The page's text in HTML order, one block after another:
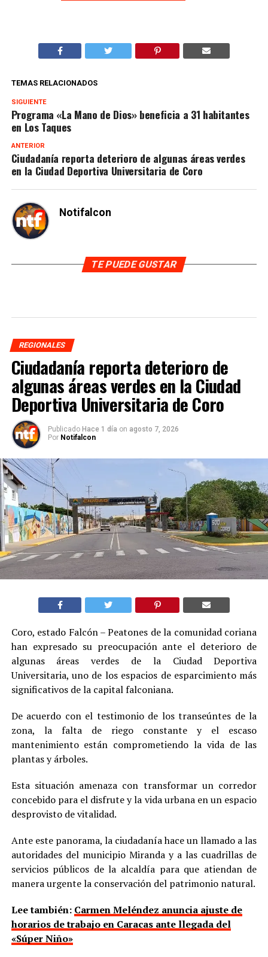
TEMAS RELACIONADOS
SIGUIENTE
Programa «La Mano de Dios» beneficia a 31 habitantes
en Los Taques
ANTERIOR
Ciudadanía reporta deterioro de algunas áreas verdes
en la Ciudad Deportiva Universitaria de Coro
Notifalcon
TE PUEDE GUSTAR
REGIONALES
Ciudadanía reporta deterioro de
algunas áreas verdes en la Ciudad
Deportiva Universitaria de Coro
Publicado Hace 1 día on agosto 7, 2026
Por Notifalcon
Coro, estado Falcón – Peatones de la comunidad coriana
han expresado su preocupación ante el deterioro de
algunas áreas verdes de la Ciudad Deportiva
Universitaria, uno de los espacios de esparcimiento más
significativos de la capital falconiana.
De acuerdo con el testimonio de los transeúntes de la
zona, la falta de riego constante y el escaso
mantenimiento están comprometiendo la vida de las
plantas y árboles.
Esta situación amenaza con transformar un corredor
concebido para el disfrute y la vida urbana en un espacio
desprovisto de vitalidad.
Ante este panorama, la ciudadanía hace un llamado a las
autoridades del municipio Miranda y a las cuadrillas de
servicios públicos de la alcaldía para que atiendan de
manera urgente la conservación del patrimonio natural.
Lee también: Carmen Meléndez anuncia ajuste de
horarios de trabajo en Caracas ante llegada del
«Súper Niño»